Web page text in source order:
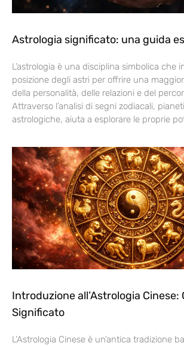
Astrologia significato: una guida
L’astrologia è una disciplina simbolica che
posizione degli astri per offrire una
della personalità, delle relazioni e del
Attraverso l’analisi di segni zodiacali,
astrologiche, aiuta a esplorare le proprie
Introduzione all’Astrologia Cinese:
Significato
L’Astrologia Cinese è un’antica tradizione